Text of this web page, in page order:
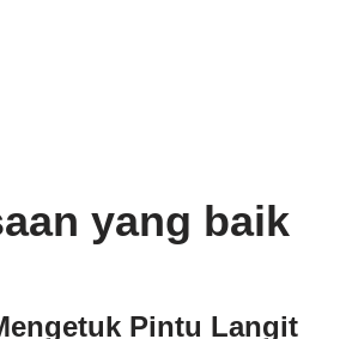
yang baik
Pintu Langit